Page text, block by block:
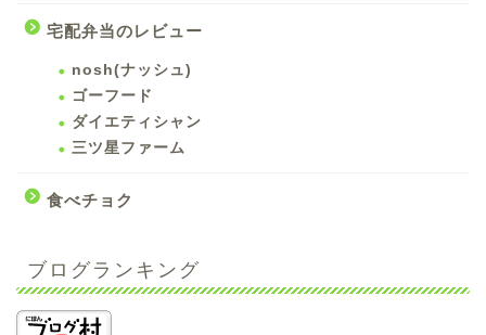
宅配弁当のレビュー
nosh(ナッシュ)
ゴーフード
ダイエティシャン
三ツ星ファーム
食べチョク
ブログランキング